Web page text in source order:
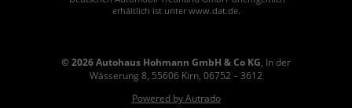
erhältlich ist unter www.dat.de.
© 2026Autohaus Hohmann GmbH & Co KG, In der
Wässerung 8, 55606 Kirn, 06752 – 3612
Powered by Autrado